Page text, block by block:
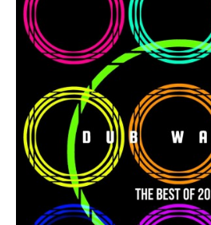
Музыка
drakon-
108
0
Melodic-
House
,
Techno,
Deep-
Techno,
Dub-